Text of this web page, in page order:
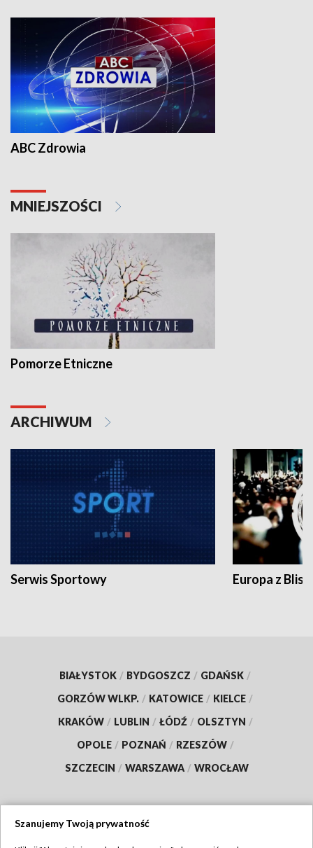
ABC Zdrowia
MNIEJSZOŚCI
Pomorze Etniczne
ARCHIWUM
Serwis Sportowy Europa z
BIAŁYSTOK / BYDGOSZCZ / GDAŃSK /
GORZÓW WLKP. / KATOWICE / KIELCE /
KRAKÓW / LUBLIN / ŁÓDŹ / OLSZTYN /
OPOLE / POZNAŃ / RZESZÓW /
SZCZECIN / WARSZAWA / WROCŁAW
Szanujemy Twoją prywatność